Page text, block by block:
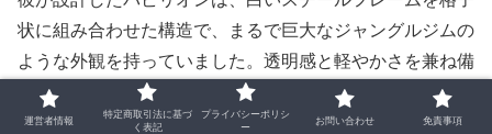
状に組み合わせた構造で、まるで巨大なジャングルジムの
ような外観を持っていました。透明感と軽やかさを兼ね備
えたデザインは、訪れる人々に開放感を与え、内部ではカ
フェが営業されるなど、日常的な交流の場としても機能し
運営者情報
特定商取引法に基づ
く表記
プライバシーポリシ
ー
お問い合わせ 免責事項